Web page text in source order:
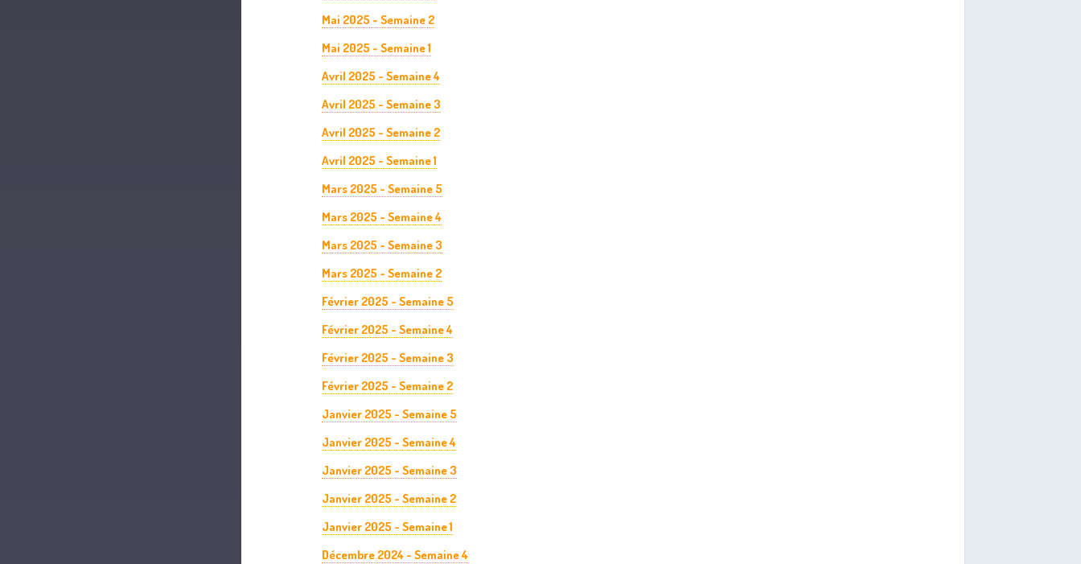
Mai 2025 - Semaine 2
Mai 2025 - Semaine 1
Avril 2025 - Semaine 4
Avril 2025 - Semaine 3
Avril 2025 - Semaine 2
Avril 2025 - Semaine 1
Mars 2025 - Semaine 5
Mars 2025 - Semaine 4
Mars 2025 - Semaine 3
Mars 2025 - Semaine 2
Février 2025 - Semaine 5
Février 2025 - Semaine 4
Février 2025 - Semaine 3
Février 2025 - Semaine 2
Janvier 2025 - Semaine 5
Janvier 2025 - Semaine 4
Janvier 2025 - Semaine 3
Janvier 2025 - Semaine 2
Janvier 2025 - Semaine 1
Décembre 2024 - Semaine 4